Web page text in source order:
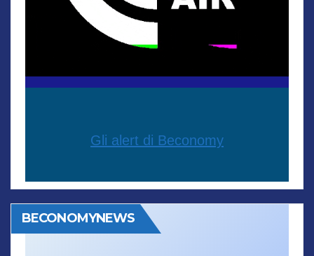
Gli alert di Beconomy
BECONOMYNEWS